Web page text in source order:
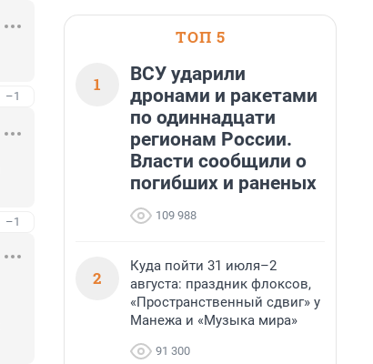
–1
–1
ТОП 5
1
ВСУ ударили
дронами и ракетами
по одиннадцати
регионам России.
Власти сообщили о
погибших и раненых
109 988
2
Куда пойти 31 июля–2
августа: праздник флоксов,
«Пространственный сдвиг» у
Манежа и «Музыка мира»
91 300